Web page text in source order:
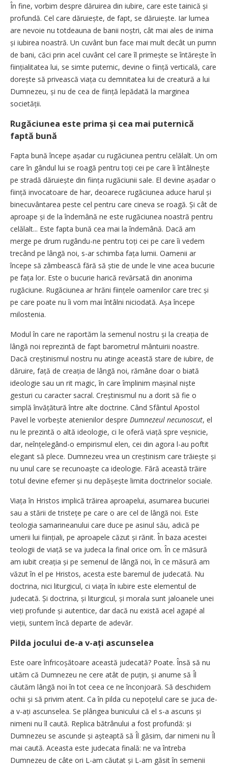
În fine, vorbim despre dăruirea din iubire, care este tainică și
profundă. Cel care dăruiește, de fapt, se dăruiește. Iar lumea
are nevoie nu totdeauna de banii noștri, cât mai ales de inima
și iubirea noastră. Un cuvânt bun face mai mult decât un pumn
de bani, căci prin acel cuvânt cel care îl primește se întărește în
ființialitatea lui, se simte puternic, devine o ființă verticală, care
dorește să privească viața cu demnitatea lui de creatură a lui
Dumnezeu, și nu de cea de ființă lepădată la marginea
societății.
Rugăciunea este prima și cea mai puternică
faptă bună
Fapta bună începe așadar cu rugăciunea pentru celălalt. Un om
care în gândul lui se roagă pentru toți cei pe care îi întâl­nește
pe stradă dăruiește din ființa rugăciunii sale. El devine așadar o
ființă invocatoare de har, deoarece rugăciunea aduce harul și
binecuvântarea peste cel pentru care cineva se roagă. Și cât de
aproape și de la îndemână ne este rugăciunea noastră pentru
celălalt... Este fapta bună cea mai la îndemână. Dacă am
merge pe drum rugându-ne pentru toți cei pe care îi vedem
trecând pe lângă noi, s-ar schimba fața lumii. Oamenii ar
începe să zâmbească fără să știe de unde le vine acea bucurie
pe fața lor. Este o bucurie harică revărsată din anonima
rugăciune. Rugăciunea ar hrăni ființele oamenilor care trec și
pe care poate nu îi vom mai întâlni niciodată. Așa începe
milostenia.
Modul în care ne raportăm la semenul nostru și la creația de
lângă noi reprezintă de fapt barometrul mântuirii noastre.
Dacă creștinismul nostru nu atinge această stare de iubire, de
dăruire, față de creația de lângă noi, rămâne doar o biată
ideologie sau un rit magic, în care împlinim mașinal niște
gesturi cu caracter sacral. Creștinismul nu a dorit să fie o
simplă învățătură între alte doctrine. Când Sfântul Apostol
Pavel le vorbește atenienilor despre Dumnezeul necunoscut, el
nu le prezintă o altă ideologie, ci le oferă viață spre veșnicie,
dar, neînțelegând-o empirismul elen, cei din agora l-au poftit
elegant să plece. Dumnezeu vrea un creștinism care trăiește și
nu unul care se recunoaște ca ideologie. Fără această trăire
totul devine efemer și nu depășește limita doctrinelor sociale.
Viața în Hristos implică trăirea aproapelui, asumarea bucuriei
sau a stării de tristețe pe care o are cel de lângă noi. Este
teologia samarineanului care duce pe asinul său, adică pe
umerii lui ființiali, pe aproapele căzut și rănit. În baza acestei
teologii de viață se va judeca la final orice om. În ce măsură
am iubit creația și pe semenul de lângă noi, în ce măsură am
văzut în el pe Hristos, acesta este baremul de judecată. Nu
doctrina, nici liturgicul, ci viața în iubire este elementul de
judecată. Și doctrina, și liturgicul, și morala sunt jaloanele unei
vieți profunde și autentice, dar dacă nu există acel agapé al
vieții, suntem încă departe de adevăr.
Pilda jocului de-a v-ați ascunselea
Este oare înfricoșătoare această judecată? Poate. Însă să nu
uităm că Dumnezeu ne cere atât de puțin, și anume să Îl
căutăm lângă noi în tot ceea ce ne înconjoară. Să deschidem
ochii și să privim atent. Ca în pilda cu nepoțelul care se juca de-
a v-ați ascunselea. Se plângea bunicului că el s-a ascuns și
nimeni nu îl caută. Replica bătrânului a fost profundă: și
Dumnezeu se ascunde și așteaptă să Îl găsim, dar nimeni nu Îl
mai caută. Aceasta este judecata finală: ne va întreba
Dumnezeu de câte ori L-am căutat și L-am găsit în semenii